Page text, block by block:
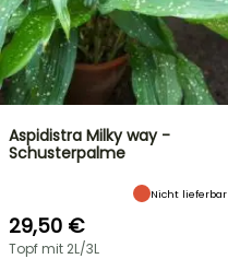
Aspidistra Milky way -
Schusterpalme
Nicht lieferbar
29,50 €
Topf mit 2L/3L